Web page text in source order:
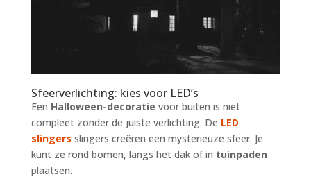
Sfeerverlichting: kies voor LED’s
Een Halloween-decoratie voor buiten is niet
compleet zonder de juiste verlichting. De LED
slingers slingers creëren een mysterieuze sfeer. Je
kunt ze rond bomen, langs het dak of in tuinpaden
plaatsen.